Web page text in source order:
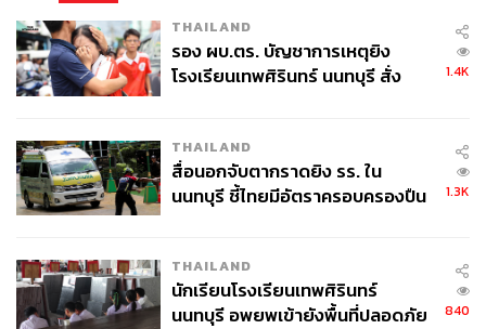
THAILAND
รอง ผบ.ตร. บัญชาการเหตุยิง
โรงเรียนเทพศิรินทร์ นนทบุรี สั่ง
1.4K
THAILAND
สื่อนอกจับตากราดยิง รร. ใน
นนทบุรี ชี้ไทยมีอัตราครอบครองปืน
1.3K
THAILAND
นักเรียนโรงเรียนเทพศิรินทร์
นนทบุรี อพยพเข้ายังพื้นที่ปลอดภัย
840